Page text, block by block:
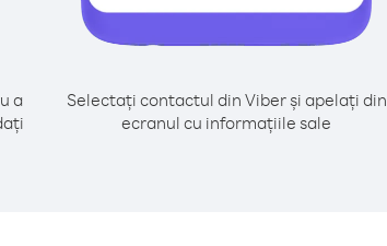
a
Selectați contactul din Viber și apelați din
ecranul cu informațiile sale